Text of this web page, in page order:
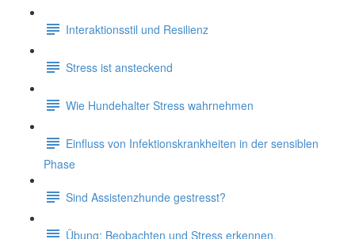
Interaktionsstil und Resilienz
Stress ist ansteckend
Wie Hundehalter Stress wahrnehmen
Einfluss von Infektionskrankheiten in der sensiblen
Phase
Sind Assistenzhunde gestresst?
Übung: Beobachten und Stress erkennen.